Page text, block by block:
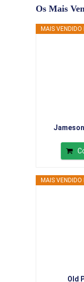
Os Mais
MAIS VENDIDO
MAIS VENDIDO
Old